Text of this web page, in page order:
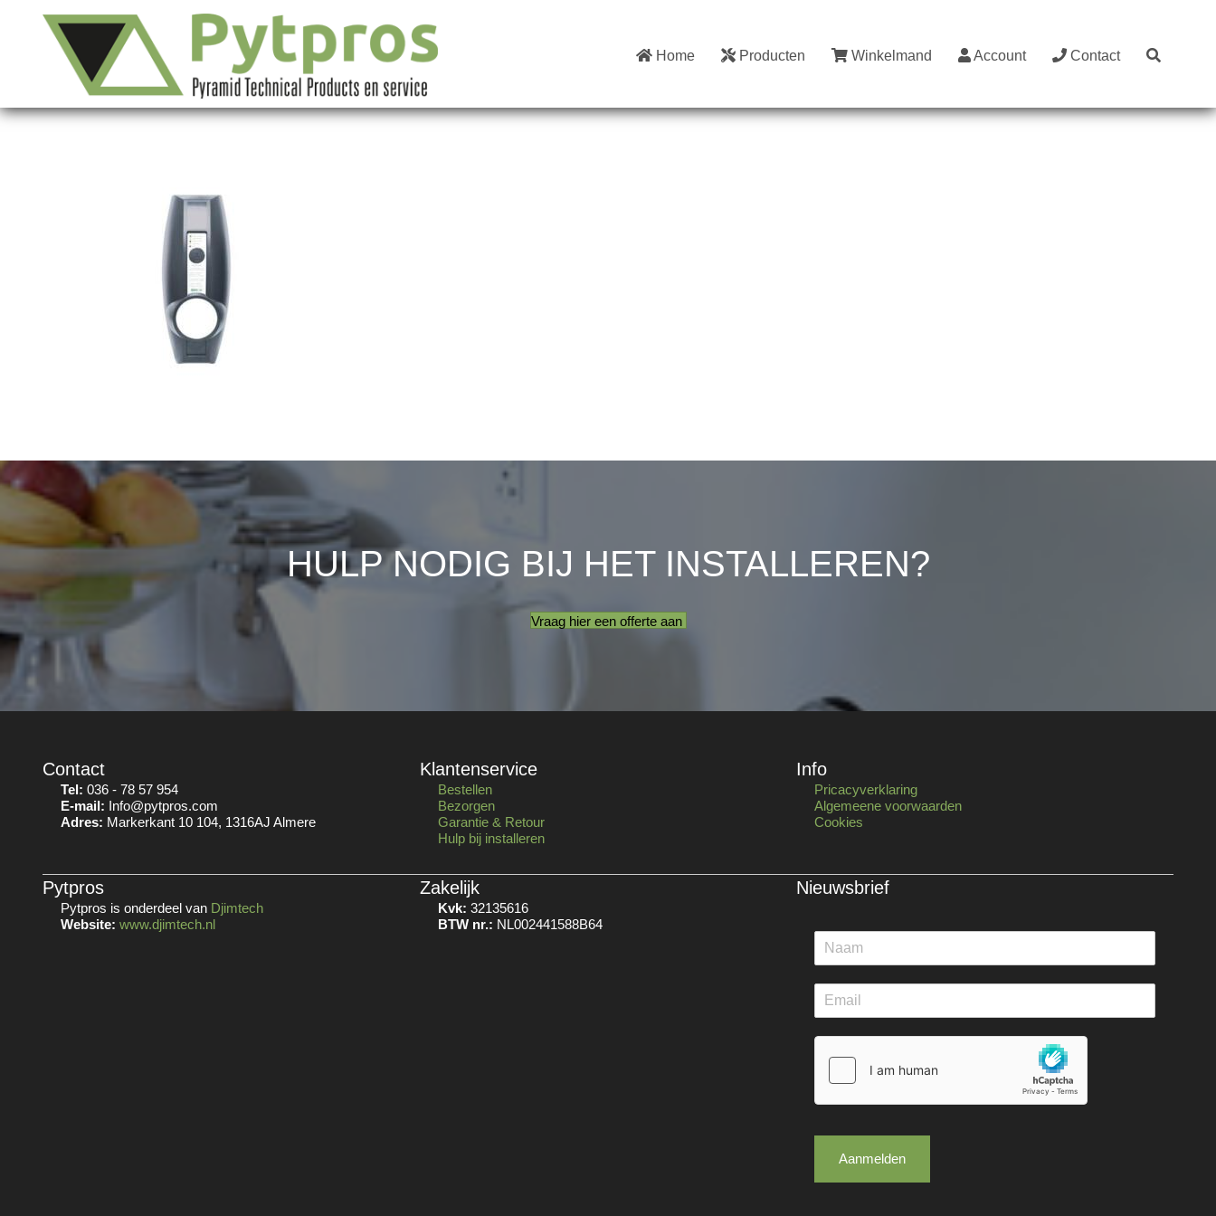
Home Producten Winkelmand Account Contact
HULP NODIG BIJ HET INSTALLEREN?
Vraag hier een offerte aan
Contact
Tel: 036 - 78 57 954
E-mail: Info@pytpros.com
Adres: Markerkant 10 104, 1316AJ Almere
Klantenservice
Bestellen
Bezorgen
Garantie & Retour
Hulp bij installeren
Info
Pricacyverklaring
Algemeene voorwaarden
Cookies
Pytpros
Pytpros is onderdeel van Djimtech
Website: www.djimtech.nl
Zakelijk
Kvk: 32135616
BTW nr.: NL002441588B64
Nieuwsbrief
Aanmelden